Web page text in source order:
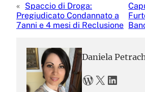
« Spaccio di Droga:
Pregiudicato Condannato a
7anni e 4 mesi di Reclusione
Daniela
WordPress X LinkedIn